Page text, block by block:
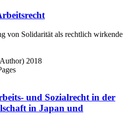
von Solidarität als rechtlich wirkende
2018
und Sozialrecht in der
in Japan und